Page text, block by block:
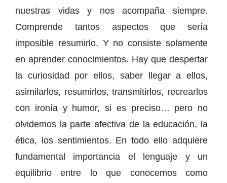
nuestras vidas y nos acompaña siempre.
Comprende tantos aspectos que sería
imposible resumirlo. Y no consiste solamente
en aprender conocimientos. Hay que despertar
la curiosidad por ellos, saber llegar a ellos,
asimilarlos, resumirlos, transmitirlos, recrearlos
con ironía y humor, si es preciso… pero no
olvidemos la parte afectiva de la educación, la
ética, los sentimientos. En todo ello adquiere
fundamental importancia el lenguaje y un
equilibrio entre lo que conocemos como